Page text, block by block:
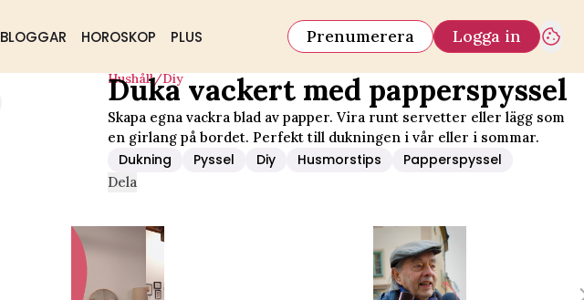
BLOGGAR HOROSKOP PLUS Prenumerera Logga in
Hushåll/diy
Duka vackert med papperspyssel
Skapa egna vackra blad av papper. Vira runt servetter eller lägg som
en girlang på bordet. Perfekt till dukningen i vår eller i sommar.
Dukning Pyssel Diy Husmorstips Papperspyssel
Dela